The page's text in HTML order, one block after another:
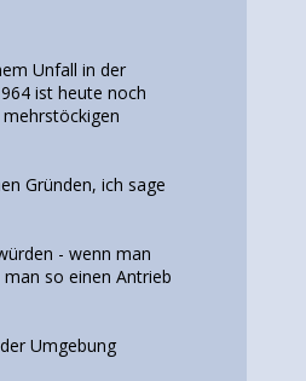
Unfall in der
ist heute noch
Gründen, ich sage
- wenn man
so einen Antrieb
Umgebung